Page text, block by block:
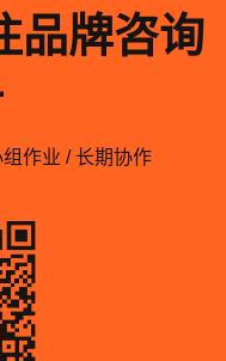
品牌咨询
作业 / 长期协作